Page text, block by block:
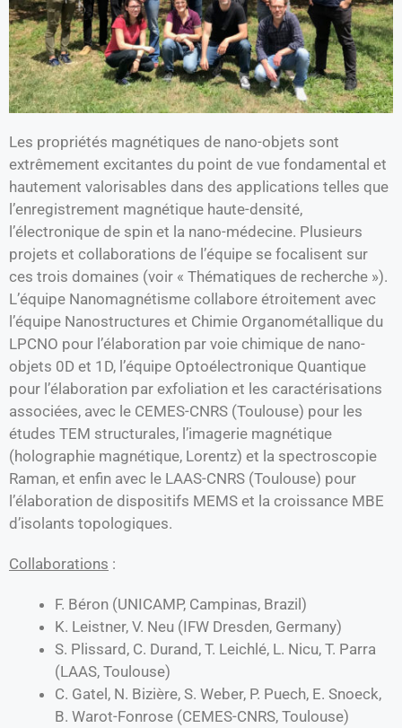
Les propriétés magnétiques de nano-objets sont
extrêmement excitantes du point de vue fondamental et
hautement valorisables dans des applications telles que
l’enregistrement magnétique haute-densité,
l’électronique de spin et la nano-médecine. Plusieurs
projets et collaborations de l’équipe se focalisent sur
ces trois domaines (voir « Thématiques de recherche »).
L’équipe Nanomagnétisme collabore étroitement avec
l’équipe Nanostructures et Chimie Organométallique du
LPCNO pour l’élaboration par voie chimique de nano-
objets 0D et 1D, l’équipe Optoélectronique Quantique
pour l’élaboration par exfoliation et les caractérisations
associées, avec le CEMES-CNRS (Toulouse) pour les
études TEM structurales, l’imagerie magnétique
(holographie magnétique, Lorentz) et la spectroscopie
Raman, et enfin avec le LAAS-CNRS (Toulouse) pour
l’élaboration de dispositifs MEMS et la croissance MBE
d’isolants topologiques.
Collaborations :
F. Béron (UNICAMP, Campinas, Brazil)
K. Leistner, V. Neu (IFW Dresden, Germany)
S. Plissard, C. Durand, T. Leichlé, L. Nicu, T. Parra
(LAAS, Toulouse)
C. Gatel, N. Bizière, S. Weber, P. Puech, E. Snoeck,
B. Warot-Fonrose (CEMES-CNRS, Toulouse)